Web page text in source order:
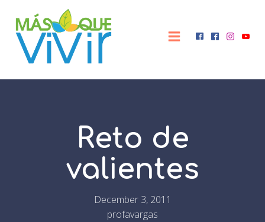
Reto de
valientes
December 3, 2011
profavargas